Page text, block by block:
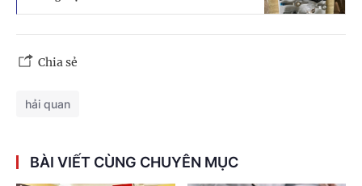
Chia sẻ
hải quan
BÀI VIẾT CÙNG CHUYÊN MỤC